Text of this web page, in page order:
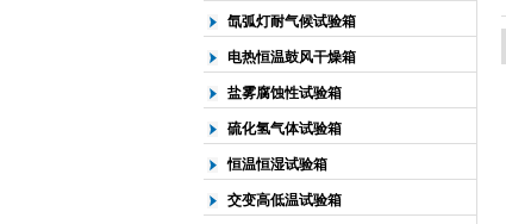
氙弧灯耐气候试验箱
电热恒温鼓风干燥箱
盐雾腐蚀性试验箱
硫化氢气体试验箱
恒温恒湿试验箱
交变高低温试验箱